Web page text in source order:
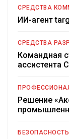
СРЕДСТВА
ИИ-агент
СРЕДСТВА
Командная
ассистента
Решение
БЕЗОПАСНОСТЬ